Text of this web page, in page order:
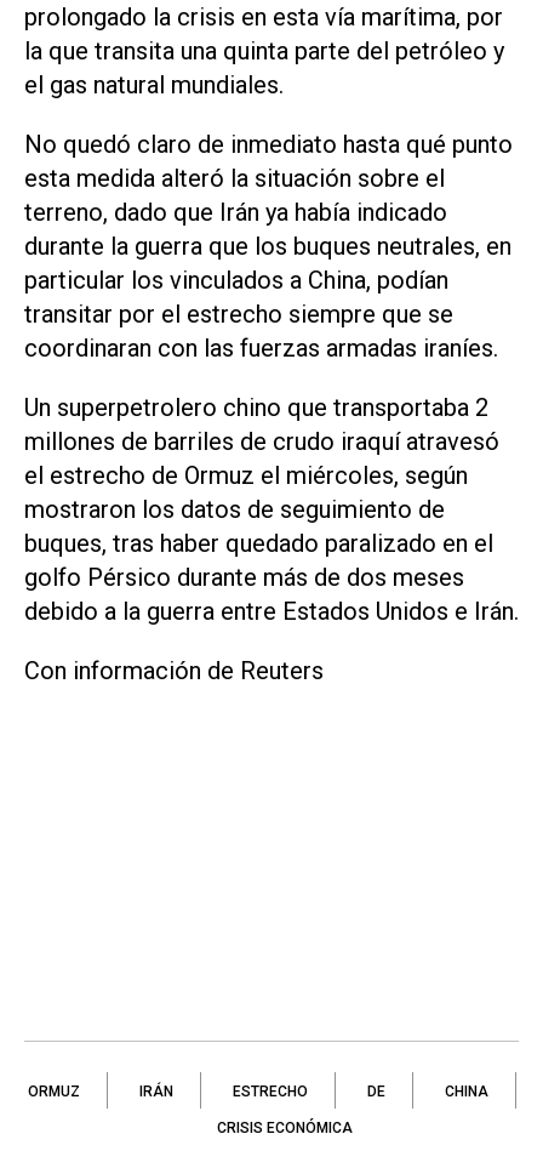
prolongado la crisis en esta vía marítima, por
la que transita una quinta parte del petróleo y
el gas natural mundiales.
No quedó claro de inmediato hasta qué punto
esta medida alteró la situación sobre el
terreno, dado que Irán ‌ya había indicado
durante la guerra que los buques neutrales, en
particular los vinculados a China, podían
transitar por el estrecho siempre que se
coordinaran con las fuerzas armadas iraníes.
Un superpetrolero chino que transportaba ‌2
millones de barriles de crudo iraquí atravesó
el estrecho de Ormuz el miércoles, según
mostraron los datos ‌de seguimiento de
⁠buques, tras haber quedado paralizado en el
golfo Pérsico durante más de dos meses ​
debido a la guerra entre Estados Unidos e Irán.
Con información de Reuters
ORMUZ IRÁN ESTRECHO DE CHINA
CRISIS ECONÓMICA